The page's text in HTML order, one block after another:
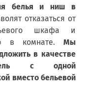
белья и ниш в
отказаться от
шкафа и
в комнате. Мы
в качестве
с одной
вместо бельевой